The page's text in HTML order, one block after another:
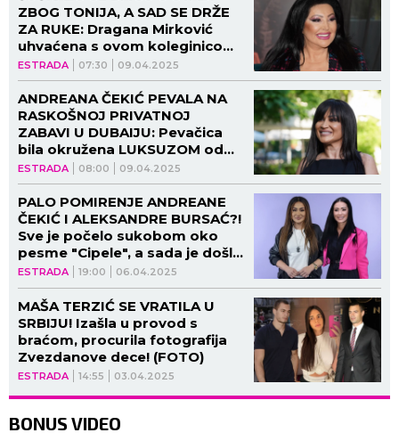
ESTRADA 07:30 09.04.2025
ZBOG TONIJA, A SAD SE DRŽE
ZA RUKE: Dragana Mirković
uhvaćena s ovom koleginicom
u luks hotelu! (FOTO)
ESTRADA 08:00 09.04.2025
ANDREANA ČEKIĆ PEVALA NA
RASKOŠNOJ PRIVATNOJ
ZABAVI U DUBAIJU: Pevačica
bila okružena LUKSUZOM od
500.000 EVRA!
ESTRADA 19:00 06.04.2025
PALO POMIRENJE ANDREANE
ČEKIĆ I ALEKSANDRE BURSAĆ?!
Sve je počelo sukobom oko
pesme "Cipele", a sada je došlo
do velikog PREOKRETA!
ESTRADA 14:55 03.04.2025
MAŠA TERZIĆ SE VRATILA U
SRBIJU! Izašla u provod s
braćom, procurila fotografija
Zvezdanove dece! (FOTO)
BONUS VIDEO